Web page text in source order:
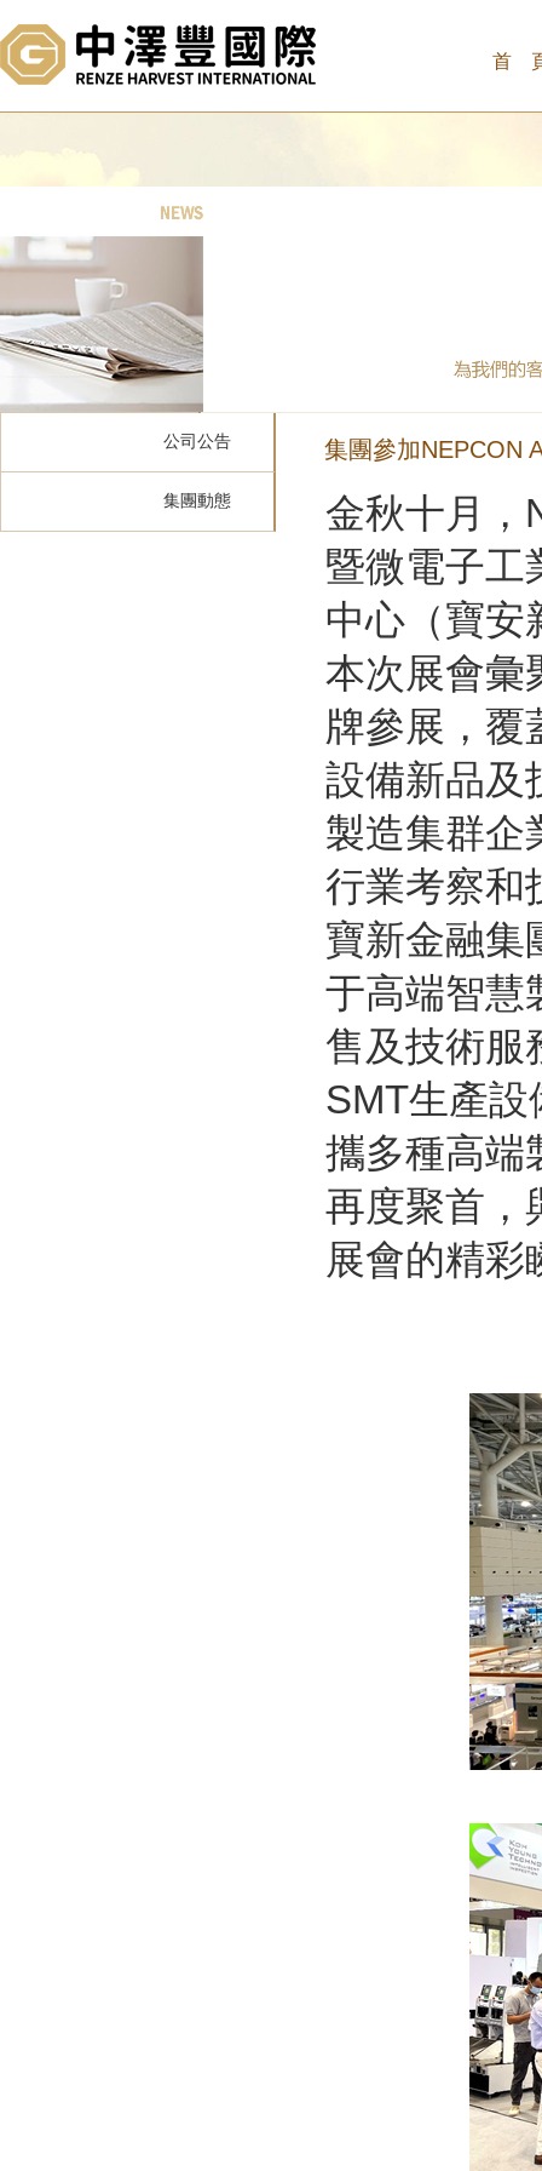
首
公司公告
集團動態
集團參加NEPCON
金秋十月，
暨微電子工
中心（寶安
本次展會彙
牌參展，覆
設備新品及
製造集群企
行業考察和
寶新金融集
于高端智慧
售及技術服
SMT生產
攜多種高端
再度聚首，
展會的精彩